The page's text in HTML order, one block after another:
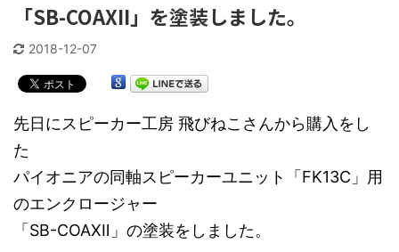
「SB-COAXII」を塗装しました。
2018-12-07
先日にスピーカー工房 飛びねこさんから購入をし
た
パイオニアの同軸スピーカーユニット「FK13C」用
のエンクロージャー
「SB-COAXⅡ」の塗装をしました。